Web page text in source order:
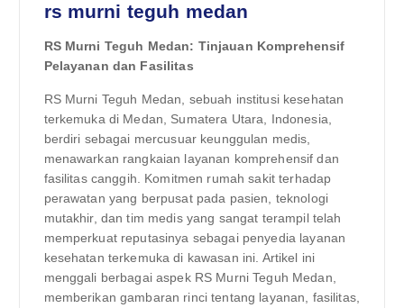
rs murni teguh medan
RS Murni Teguh Medan: Tinjauan Komprehensif
Pelayanan dan Fasilitas
RS Murni Teguh Medan, sebuah institusi kesehatan
terkemuka di Medan, Sumatera Utara, Indonesia,
berdiri sebagai mercusuar keunggulan medis,
menawarkan rangkaian layanan komprehensif dan
fasilitas canggih. Komitmen rumah sakit terhadap
perawatan yang berpusat pada pasien, teknologi
mutakhir, dan tim medis yang sangat terampil telah
memperkuat reputasinya sebagai penyedia layanan
kesehatan terkemuka di kawasan ini. Artikel ini
menggali berbagai aspek RS Murni Teguh Medan,
memberikan gambaran rinci tentang layanan, fasilitas,